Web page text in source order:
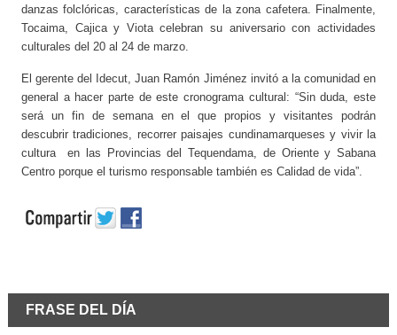
danzas folclóricas, características de la zona cafetera. Finalmente,
Tocaima, Cajica y Viota celebran su aniversario con actividades
culturales del 20 al 24 de marzo.
El gerente del Idecut, Juan Ramón Jiménez invitó a la comunidad en
general a hacer parte de este cronograma cultural: “Sin duda, este
será un fin de semana en el que propios y visitantes podrán
descubrir tradiciones, recorrer paisajes cundinamarqueses y vivir la
cultura en las Provincias del Tequendama, de Oriente y Sabana
Centro porque el turismo responsable también es Calidad de vida”.
FRASE DEL DÍA